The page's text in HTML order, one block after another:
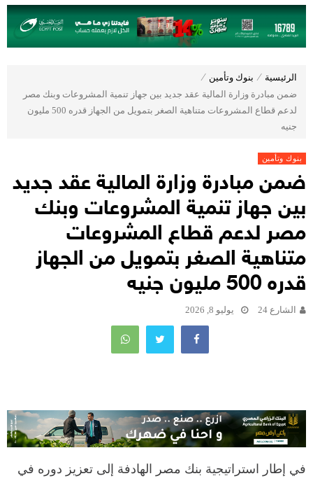
الرئيسية ⁄ بنوك وتأمين ⁄
ضمن مبادرة وزارة المالية عقد جديد بين جهاز تنمية المشروعات وبنك مصر
لدعم قطاع المشروعات متناهية الصغر بتمويل من الجهاز قدره 500 مليون
جنيه
بنوك وتأمين
ضمن مبادرة وزارة المالية عقد جديد
بين جهاز تنمية المشروعات وبنك
مصر لدعم قطاع المشروعات
متناهية الصغر بتمويل من الجهاز
قدره 500 مليون جنيه
الشارع 24 يوليو 8, 2026
في إطار استراتيجية بنك مصر الهادفة إلى تعزيز دوره في